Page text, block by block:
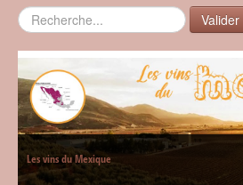
Rechercher Valider
Les vins du Mexique